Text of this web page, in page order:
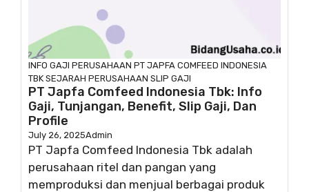
INFO GAJI PERUSAHAAN PT JAPFA COMFEED INDONESIA
TBK SEJARAH PERUSAHAAN SLIP GAJI
PT Japfa Comfeed Indonesia Tbk: Info
Gaji, Tunjangan, Benefit, Slip Gaji, Dan
Profile
July 26, 2025Admin
PT Japfa Comfeed Indonesia Tbk adalah
perusahaan ritel dan pangan yang
memproduksi dan menjual berbagai produk